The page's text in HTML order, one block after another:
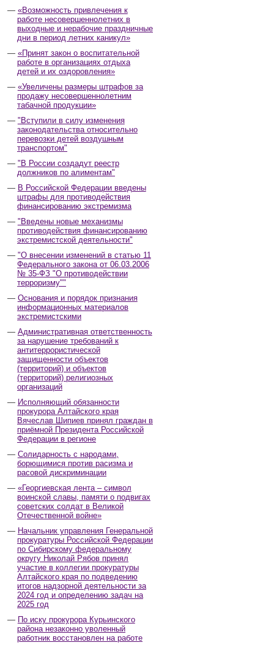
«Возможность привлечения к
работе несовершеннолетних в
выходные и нерабочие праздничные
дни в период летних каникул»
«Принят закон о воспитательной
работе в организациях отдыха
детей и их оздоровления»
«Увеличены размеры штрафов за
продажу несовершеннолетним
табачной продукции»
"Вступили в силу изменения
законодательства относительно
перевозки детей воздушным
транспортом"
"В России создадут реестр
должников по алиментам"
В Российской Федерации введены
штрафы для противодействия
финансированию экстремизма
"Введены новые механизмы
противодействия финансированию
экстремистской деятельности"
"О внесении изменений в статью 11
Федерального закона от 06.03.2006
№ 35-ФЗ "О противодействии
терроризму""
Основания и порядок признания
информационных материалов
экстремистскими
Административная ответственность
за нарушение требований к
антитеррористической
защищенности объектов
(территорий) и объектов
(территорий) религиозных
организаций
Исполняющий обязанности
прокурора Алтайского края
Вячеслав Шипиев принял граждан в
приёмной Президента Российской
Федерации в регионе
Солидарность с народами,
борющимися против расизма и
расовой дискриминации
«Георгиевская лента – символ
воинской славы, памяти о подвигах
советских солдат в Великой
Отечественной войне»
Начальник управления Генеральной
прокуратуры Российской Федерации
по Сибирскому федеральному
округу Николай Рябов принял
участие в коллегии прокуратуры
Алтайского края по подведению
итогов надзорной деятельности за
2024 год и определению задач на
2025 год
По иску прокурора Курьинского
района незаконно уволенный
работник восстановлен на работе